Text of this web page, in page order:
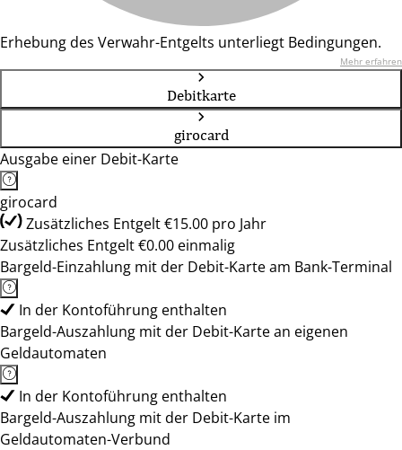
Erhebung des Verwahr-Entgelts unterliegt Bedingungen.
Mehr erfahren
Debitkarte
girocard
Ausgabe einer Debit-Karte
girocard
Zusätzliches Entgelt €15.00 pro Jahr
Zusätzliches Entgelt €0.00 einmalig
Bargeld-Einzahlung mit der Debit-Karte am Bank-Terminal
In der Kontoführung enthalten
Bargeld-Auszahlung mit der Debit-Karte an eigenen
Geldautomaten
In der Kontoführung enthalten
Bargeld-Auszahlung mit der Debit-Karte im
Geldautomaten-Verbund